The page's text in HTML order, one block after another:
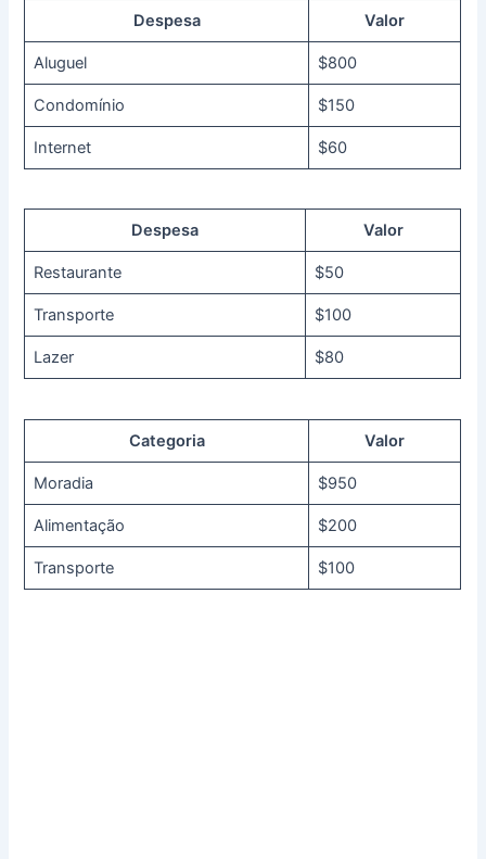
Despesa Valor
Aluguel $800
Condomínio $150
Internet $60
Despesa Valor
Restaurante $50
Transporte $100
Lazer $80
Categoria Valor
Moradia $950
Alimentação $200
Transporte $100